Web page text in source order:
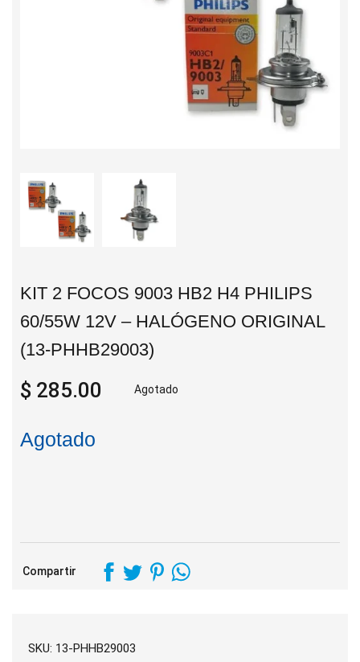
KIT 2 FOCOS 9003 HB2 H4 PHILIPS
60/55W 12V – HALÓGENO ORIGINAL
(13-PHHB29003)
$ 285.00 Agotado
Agotado
Compartir
SKU: 13-PHHB29003